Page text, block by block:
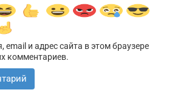
email и адрес сайта в этом браузере
комментариев.